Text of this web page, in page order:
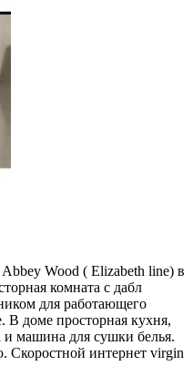
Wood ( Elizabeth line) в
комната с дабл
для работающего
доме просторная кухня,
и машина для сушки белья.
Скоростной интернет virgin